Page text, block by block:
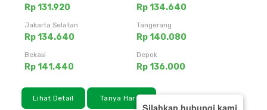
Rp 131.920 Rp 134.640
Jakarta Selatan
Rp 134.640
Tangerang
Rp 140.080
Bekasi
Rp 141.440
Depok
Rp 136.000
Lihat Detail Tanya Harga
Silahkan hubungi kami